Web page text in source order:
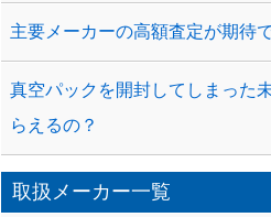
主要メーカーの高額査定が期待
真空パックを開封してしまった
らえるの？
取扱メーカー一覧